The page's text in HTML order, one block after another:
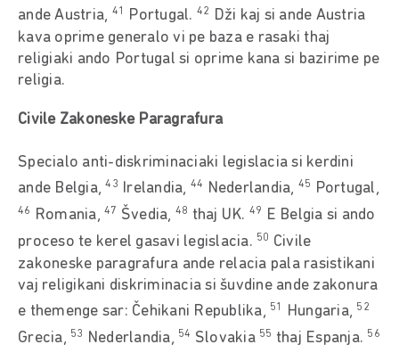
ande Austria, 41 Portugal. 42
Dži kaj si ande Austria
kava oprime generalo vi pe baza e rasaki thaj
religiaki ando Portugal si oprime kana si bazirime pe
religia.
Civile Zakoneske Paragrafura
Specialo anti-diskriminaciaki legislacia si kerdini
ande Belgia,43 Irelandia, 44 Nederlandia, 45 Portugal,
46 Romania, 47 Švedia, 48 thaj UK. 49
E Belgia si ando
proceso te kerel gasavi legislacia. 50 Civile
zakoneske paragrafura ande relacia pala rasistikani
vaj religikani diskriminacia si šuvdine ande zakonura
e themenge sar: Čehikani Republika, 51 Hungaria, 52
Grecia, 53 Nederlandia, 54 Slovakia 55 thaj Espanja. 56